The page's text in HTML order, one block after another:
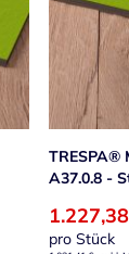
TRESPA®
A37.0.8 -
pro Stück